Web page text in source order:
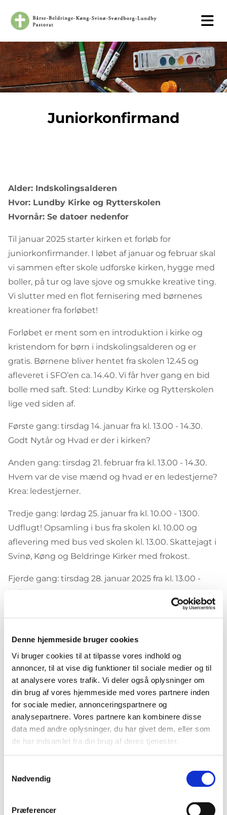
Denne hjemmeside bruger cookies
Vi bruger cookies til at tilpasse vores indhold og
annoncer, til at vise dig funktioner til sociale medier og til
at analysere vores trafik. Vi deler også oplysninger om
din brug af vores hjemmeside med vores partnere inden
for sociale medier, annonceringspartnere og
analysepartnere. Vores partnere kan kombinere disse
data med andre oplysninger, du har givet dem, eller som
de har indsamlet fra din brug af deres tjenester.
Nødvendig
Præferencer
Juniorkonfirmand
Alder: Indskolingsalderen
Hvor: Lundby Kirke og Rytterskolen
Hvornår: Se datoer nedenfor
Til januar 2025 starter kirken et forløb for
juniorkonfirmander. I løbet af januar og februar skal
vi sammen efter skole udforske kirken, hygge med
boller, på tur og lave sjove og smukke kreative ting.
Vi slutter med en flot fernisering med børnenes
kreationer fra forløbet!
Forløbet er ment som en introduktion i kirke og
kristendom for børn i indskolingsalderen og er
gratis. Børnene bliver hentet fra skolen 12.45 og
afleveret i SFO’en ca. 14.40. Vi får hver gang en bid
bolle med saft. Sted: Lundby Kirke og Rytterskolen
lige ved siden af.
Første gang: tirsdag 14. januar fra kl. 13.00 - 14.30.
Godt Nytår og Hvad er der i kirken?
Anden gang: tirsdag 21. februar fra kl. 13.00 - 14.30.
Hvem var de vise mænd og hvad er en ledestjerne?
Krea: ledestjerner.
Tredje gang: lørdag 25. januar fra kl. 10.00 - 1300.
Udflugt! Opsamling i bus fra skolen kl. 10.00 og
aflevering med bus ved skolen kl. 13.00. Skattejagt i
Svinø, Køng og Beldringe Kirker med frokost.
Fjerde gang: tirsdag 28. januar 2025 fra kl. 13.00 -
14.30.
Krea: skytsengle.
Femte gang: tirsdag 4. februar 2025 fra kl. 13.00 -
14.30.
Hvad en skytsengel fortsat.
Krea: skytsengle fortsat.
Sjette gang: fredag 7 februar 2025 fra kl. 17.00 - 19.00.
Minigudstjeneste og fernisering.
Vi spiser aftensmad sammen.